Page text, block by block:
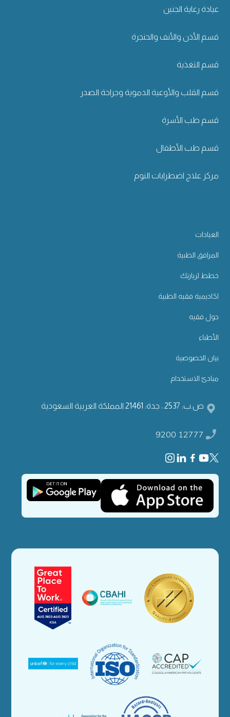
عيادة رعاية الجنين
قسم الأذن والأنف والحنجرة
قسم التغذية
قسم القلب والأوعية الدموية وجراحة الصدر
قسم طب الأسرة
قسم طب الأطفال
مركز علاج اضطرابات النوم
العيادات
المرافق الطبية
خطط لزيارتك
اكاديمية فقيه الطبية
حول فقيه
الأطباء
بيان الخصوصية
مبادئ الاستخدام
ص.ب: 2537 ، جدة: 21461 المملكة العربية السعودية
9200 12777